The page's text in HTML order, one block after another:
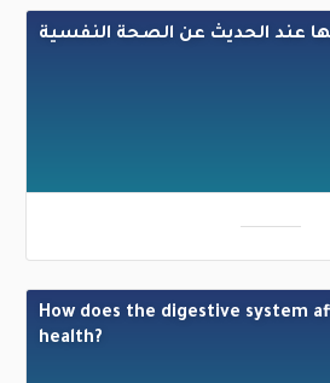
عند الحديث عن الصحة النفسية
How does the digestive system
health?